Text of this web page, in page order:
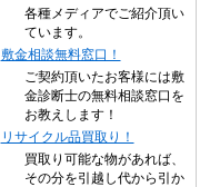
各種メディアでご紹介頂い
ています。
敷金相談無料窓口！
ご契約頂いたお客様には敷
金診断士の無料相談窓口を
お教えします！
リサイクル品買取り！
買取り可能な物があれば、
その分を引越し代から引か